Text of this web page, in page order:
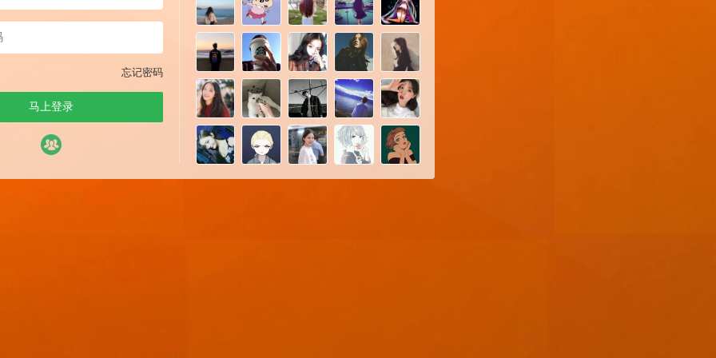
忘记密码
马上登录